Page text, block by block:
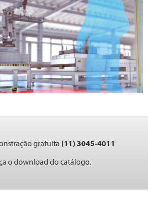
gratuita (11) 3045-4011
o download do catálogo.